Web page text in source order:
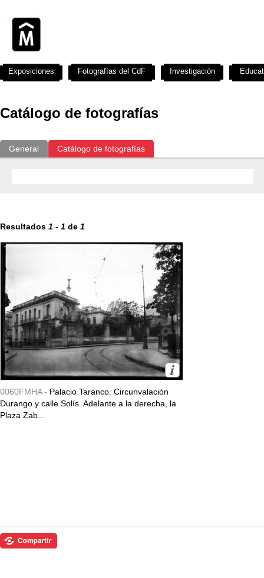
Catálogo de fotografías
General Catálogo de fotografías
Resultados 1 - 1 de 1
0060FMHA - Palacio Taranco. Circunvalación
Durango y calle Solís. Adelante a la derecha, la
Plaza Zab...
Exposiciones Fotografías del CdF Investigación